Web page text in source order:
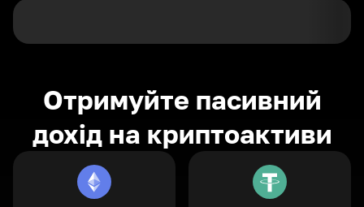
Отримуйте пасивний
дохід на криптоактиви